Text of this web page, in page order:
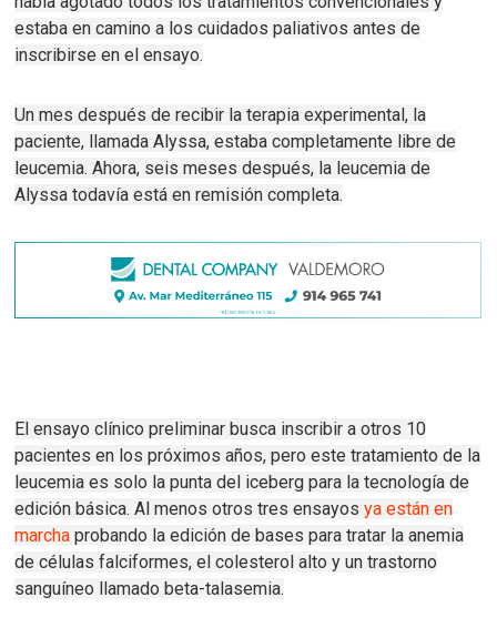
estaba en camino a los cuidados paliativos antes de
inscribirse en el ensayo.
Un mes después de recibir la terapia experimental, la
paciente, llamada Alyssa, estaba completamente libre de
leucemia.Ahora, seis meses después, la leucemia de
Alyssa todavía está en remisión completa.
El ensayo clínico preliminar busca inscribir a otros 10
pacientes en los próximos años, pero este tratamiento de la
leucemia es solo la punta del iceberg para la tecnología de
edición básica.Al menos otros tres ensayosya están en
marcha probando la edición de bases para tratar la anemia
de células falciformes, el colesterol alto y un trastorno
sanguíneo llamado beta-talasemia.